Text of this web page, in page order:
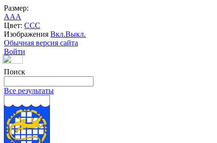
Размер:
AAA
Цвет: CCC
Изображения Вкл.Выкл.
Обычная версия сайта
Войти
Поиск
Все результаты